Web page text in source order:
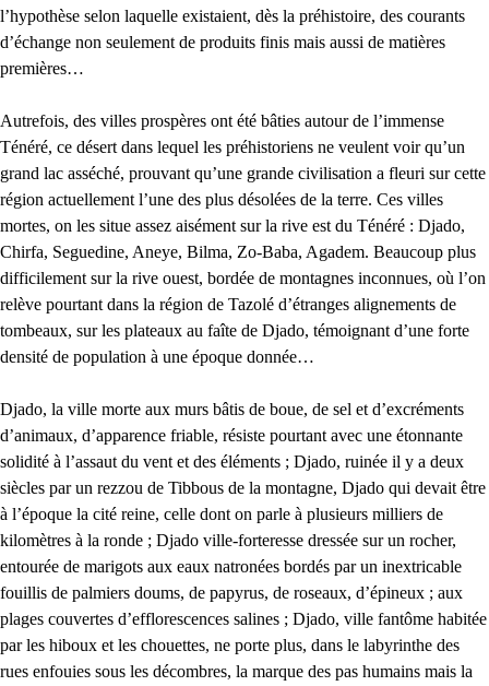
l’hypothèse selon laquelle existaient, dès la préhistoire, des courants
d’échange non seulement de produits finis mais aussi de matières
premières…
Autrefois, des villes prospères ont été bâties autour de l’immense
Ténéré, ce désert dans lequel les préhistoriens ne veulent voir qu’un
grand lac asséché, prouvant qu’une grande civilisation a fleuri sur cette
région actuellement l’une des plus désolées de la terre. Ces villes
mortes, on les situe assez aisément sur la rive est du Ténéré : Djado,
Chirfa, Seguedine, Aneye, Bilma, Zo-Baba, Agadem. Beaucoup plus
difficilement sur la rive ouest, bordée de montagnes inconnues, où l’on
relève pourtant dans la région de Tazolé d’étranges alignements de
tombeaux, sur les plateaux au faîte de Djado, témoignant d’une forte
densité de population à une époque donnée…
Djado, la ville morte aux murs bâtis de boue, de sel et d’excréments
d’animaux, d’apparence friable, résiste pourtant avec une étonnante
solidité à l’assaut du vent et des éléments ; Djado, ruinée il y a deux
siècles par un rezzou de Tibbous de la montagne, Djado qui devait être
à l’époque la cité reine, celle dont on parle à plusieurs milliers de
kilomètres à la ronde ; Djado ville-forteresse dressée sur un rocher,
entourée de marigots aux eaux natronées bordés par un inextricable
fouillis de palmiers doums, de papyrus, de roseaux, d’épineux ; aux
plages couvertes d’efflorescences salines ; Djado, ville fantôme habitée
par les hiboux et les chouettes, ne porte plus, dans le labyrinthe des
rues enfouies sous les décombres, la marque des pas humains mais la